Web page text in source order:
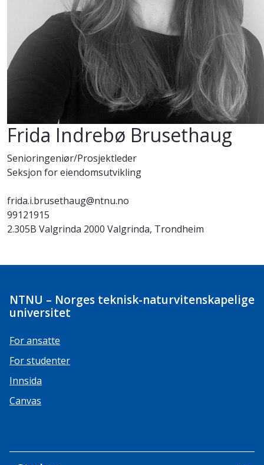
Frida Indrebø Brusethaug
Senioringeniør/Prosjektleder
Seksjon for eiendomsutvikling
frida.i.brusethaug@ntnu.no
99121915
2.305B Valgrinda 2000 Valgrinda, Trondheim
NTNU – Norges teknisk-naturvitenskapelige
universitet
For ansatte
For studenter
Innsida
Canvas